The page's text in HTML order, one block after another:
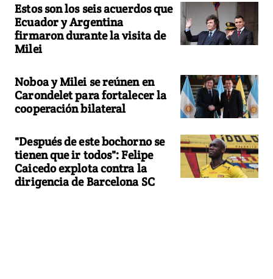
Estos son los seis acuerdos que
Ecuador y Argentina
firmaron durante la visita de
Milei
Noboa y Milei se reúnen en
Carondelet para fortalecer la
cooperación bilateral
"Después de este bochorno se
tienen que ir todos": Felipe
Caicedo explota contra la
dirigencia de Barcelona SC